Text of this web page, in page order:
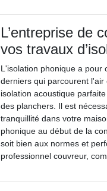
L’entreprise de
vos travaux
L'isolation phonique a pour
derniers qui parcourent
isolation acoustique
des planchers. Il est
tranquillité dans votre
phonique au début de la
soit bien aux normes et
professionnel couvreur,